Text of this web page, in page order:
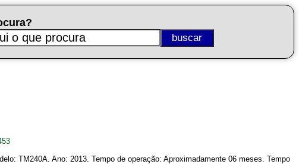
TM240A. Ano: 2013. Tempo de operação: Aproximadamente 06 meses. Tempo